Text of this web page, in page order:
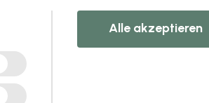
Muster
gratis nach Hause.
Alle akzeptieren